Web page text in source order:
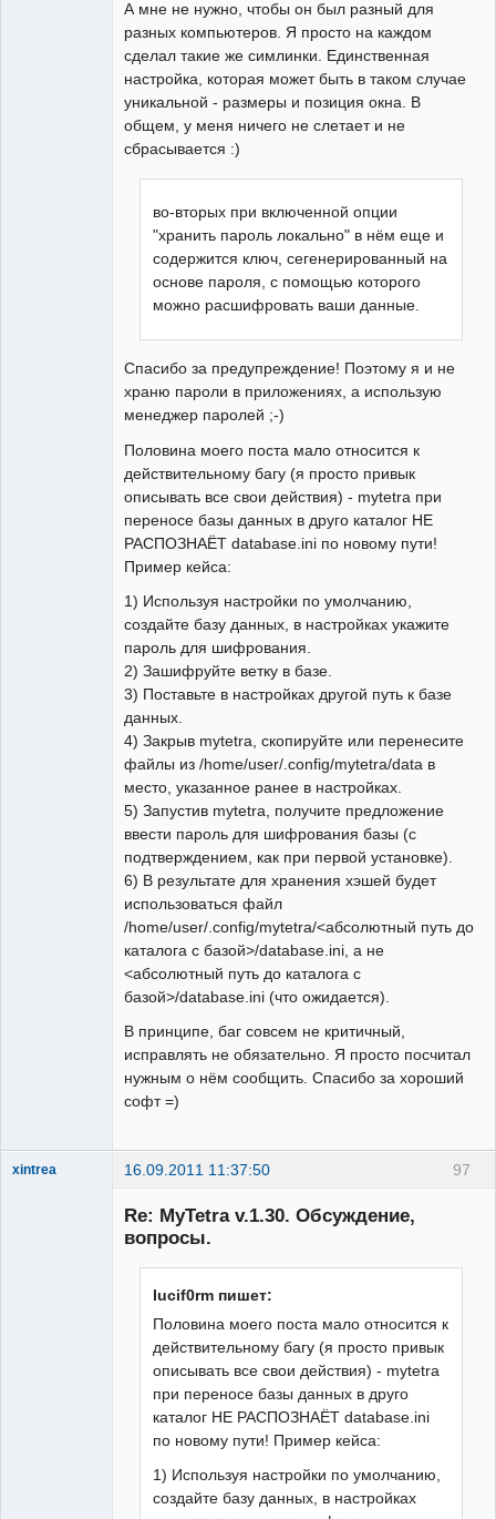
А мне не нужно, чтобы он был разный для
разных компьютеров. Я просто на каждом
сделал такие же симлинки. Единственная
настройка, которая может быть в таком случае
уникальной - размеры и позиция окна. В
общем, у меня ничего не слетает и не
сбрасывается :)
во-вторых при включенной опции
"хранить пароль локально" в нём еще и
содержится ключ, сегенерированный на
основе пароля, с помощью которого
можно расшифровать ваши данные.
Спасибо за предупреждение! Поэтому я и не
храню пароли в приложениях, а использую
менеджер паролей ;-)
Половина моего поста мало относится к
действительному багу (я просто привык
описывать все свои действия) - mytetra при
переносе базы данных в друго каталог НЕ
РАСПОЗНАЁТ database.ini по новому пути!
Пример кейса:
1) Используя настройки по умолчанию,
создайте базу данных, в настройках укажите
пароль для шифрования.
2) Зашифруйте ветку в базе.
3) Поставьте в настройках другой путь к базе
данных.
4) Закрыв mytetra, скопируйте или перенесите
файлы из /home/user/.config/mytetra/data в
место, указанное ранее в настройках.
5) Запустив mytetra, получите предложение
ввести пароль для шифрования базы (с
подтверждением, как при первой установке).
6) В результате для хранения хэшей будет
использоваться файл
/home/user/.config/mytetra/<абсолютный путь до
каталога с базой>/database.ini, а не
<абсолютный путь до каталога с
базой>/database.ini (что ожидается).
В принципе, баг совсем не критичный,
исправлять не обязательно. Я просто посчитал
нужным о нём сообщить. Спасибо за хороший
софт =)
97
xintrea 16.09.2011 11:37:50
Re: MyTetra v.1.30. Обсуждение,
вопросы.
lucif0rm пишет:
Половина моего поста мало относится к
действительному багу (я просто привык
описывать все свои действия) - mytetra
при переносе базы данных в друго
каталог НЕ РАСПОЗНАЁТ database.ini
по новому пути! Пример кейса:
1) Используя настройки по умолчанию,
создайте базу данных, в настройках